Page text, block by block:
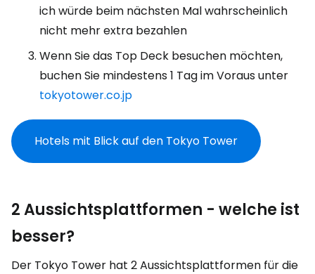
ich würde beim nächsten Mal wahrscheinlich
nicht mehr extra bezahlen
Wenn Sie das Top Deck besuchen möchten,
buchen Sie mindestens 1 Tag im Voraus unter
tokyotower.co.jp
Hotels mit Blick auf den Tokyo Tower
2 Aussichtsplattformen - welche ist
besser?
Der Tokyo Tower hat 2 Aussichtsplattformen für die